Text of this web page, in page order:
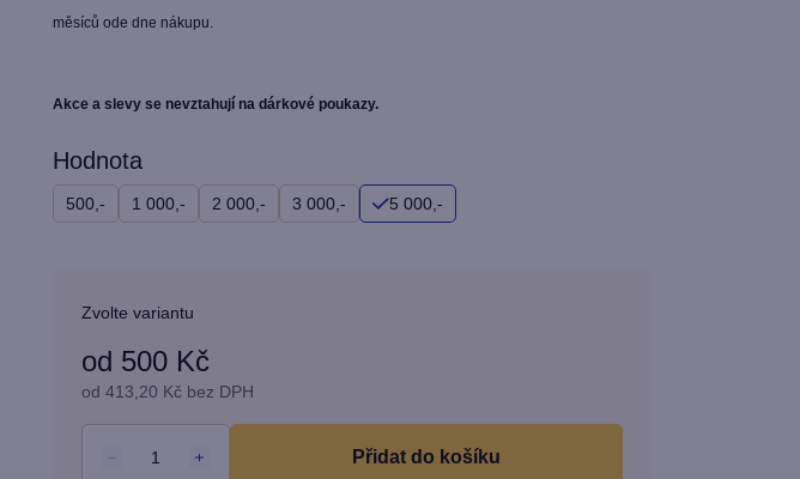
měsíců ode dne nákupu.
Akce a slevy se nevztahují na dárkové poukazy.
Hodnota
500,- 1 000,- 2 000,- 3 000,- 5 000,-
od 500 Kč
od 413,20 Kč bez DPH
cena:
Zvolte variantu
do košíku